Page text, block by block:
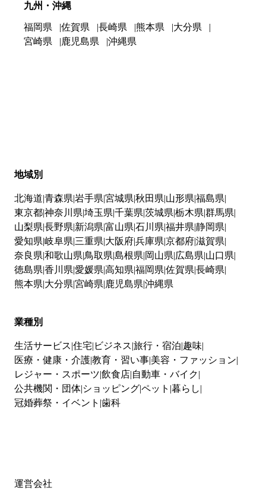
九州・沖縄
福岡県 佐賀県 長崎県 熊本県
大分県
宮崎県
鹿児島県 沖縄県
地域別
北海道 青森県 岩手県 宮城県 秋田県 山形県 福島県
東京都神奈川県 埼玉県 千葉県 茨城県 栃木県 群馬県
山梨県 長野県 新潟県 富山県 石川県 福井県 静岡県
愛知県 岐阜県 三重県 大阪府兵庫県 京都府滋賀県
奈良県 和歌山県 鳥取県 島根県 岡山県 広島県 山口県
徳島県 香川県 愛媛県 高知県 福岡県 佐賀県 長崎県
熊本県 大分県 宮崎県 鹿児島県 沖縄県
業種別
生活サービス 住宅 ビジネス 旅行・宿泊 趣味
医療・健康・介護教育・習い事 美容・ファッション
レジャー・スポーツ 飲食店 自動車・バイク
公共機関・団体 ショッピングペット 暮らし
冠婚葬祭・イベント 歯科
運営会社